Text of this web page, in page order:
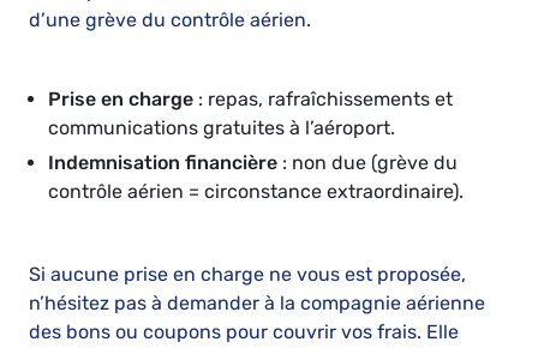
d’une grève du contrôle aérien.
Prise en charge : repas, rafraîchissements et
communications gratuites à l’aéroport.
Indemnisation financière : non due (grève du
contrôle aérien = circonstance extraordinaire).
Si aucune prise en charge ne vous est proposée,
n’hésitez pas à demander à la compagnie aérienne
des bons ou coupons pour couvrir vos frais. Elle